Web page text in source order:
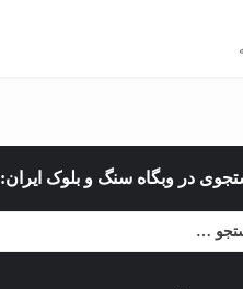
در وبگاه سنگ و بلوک ایران: